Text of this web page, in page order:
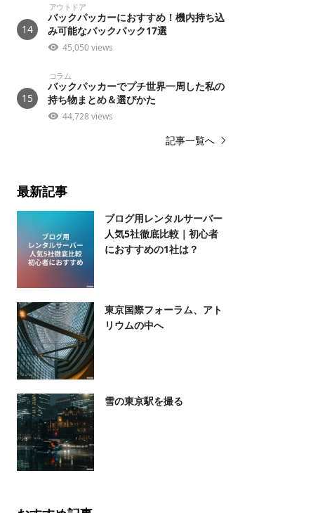
14
アウトドア
バックパッカーにおすすめ！機内持ち込
み可能なバックパック17選
45,050 views
15
コラム
バックパッカーでプチ世界一周した私の
持ち物まとめ＆選びかた
44,728 views
記事一覧へ
最新記事
ブログ用レンタルサーバー
人気5社徹底比較｜初心者
におすすめの1社は？
東京国際フォーラム、アト
リウムの中へ
雪の東京駅を撮る